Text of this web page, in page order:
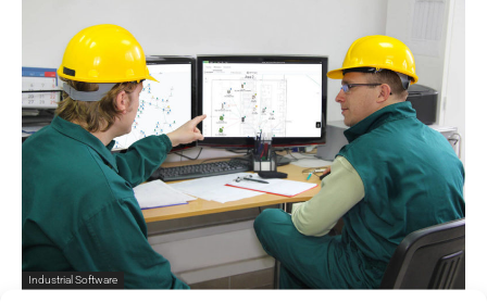
Industrial Software